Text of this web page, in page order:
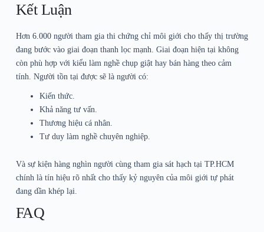
Kết Luận
Hơn 6.000 người tham gia thi chứng chỉ môi giới cho thấy thị trường
đang bước vào giai đoạn thanh lọc mạnh. Giai đoạn hiện tại không
còn phù hợp với kiểu làm nghề chụp giật hay bán hàng theo cảm
tính. Người tồn tại được sẽ là người có:
Kiến thức.
Khả năng tư vấn.
Thương hiệu cá nhân.
Tư duy làm nghề chuyên nghiệp.
Và sự kiện hàng nghìn người cùng tham gia sát hạch tại TP.HCM
chính là tín hiệu rõ nhất cho thấy kỷ nguyên của môi giới tự phát
đang dần khép lại.
FAQ